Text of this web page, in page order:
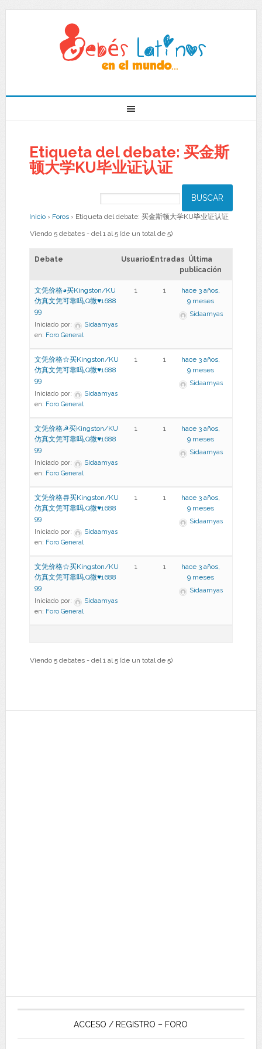
Etiqueta del debate: 买金斯
顿大学KU毕业证认证
Inicio › Foros › Etiqueta del debate: 买金斯顿大学KU毕业证认证
Viendo 5 debates - del 1 al 5 (de un total de 5)
Debate UsuariosEntradas Última
publicación
文凭价格◕买Kingston/KU
仿真文凭可靠吗,Q微♥1688
99
Iniciado por:
Sidaamyas
en: Foro General
1 1
hace 3 años,
9 meses
Sidaamyas
文凭价格☆买Kingston/KU
仿真文凭可靠吗,Q微♥1688
99
Iniciado por:
Sidaamyas
en: Foro General
1 1
hace 3 años,
9 meses
Sidaamyas
文凭价格☭买Kingston/KU
仿真文凭可靠吗,Q微♥1688
99
Iniciado por:
Sidaamyas
en: Foro General
1 1
hace 3 años,
9 meses
Sidaamyas
文凭价格큐买Kingston/KU
仿真文凭可靠吗,Q微♥1688
99
Iniciado por:
Sidaamyas
en: Foro General
1 1
hace 3 años,
9 meses
Sidaamyas
文凭价格☆买Kingston/KU
仿真文凭可靠吗,Q微♥1688
99
Iniciado por:
Sidaamyas
en: Foro General
1 1
hace 3 años,
9 meses
Sidaamyas
Viendo 5 debates - del 1 al 5 (de un total de 5)
ACCESO / REGISTRO – FORO